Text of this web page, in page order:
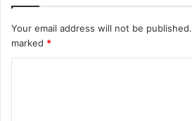
Your email address will not be published.
marked *